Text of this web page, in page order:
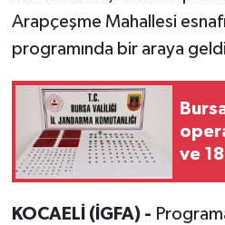
Arapçeşme Mahallesi
programında bir araya
ve
KOCAELİ (İGFA) -